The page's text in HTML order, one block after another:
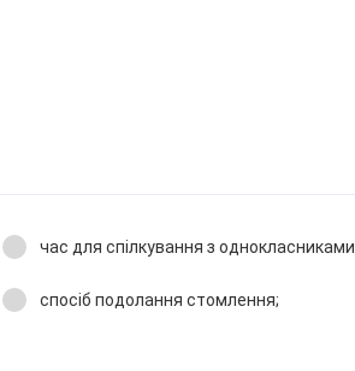
час для спілкування з однокласниками
спосіб подолання стомлення;